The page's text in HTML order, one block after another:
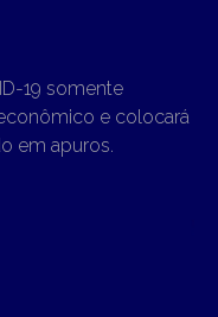
19 somente
e colocará
em apuros.